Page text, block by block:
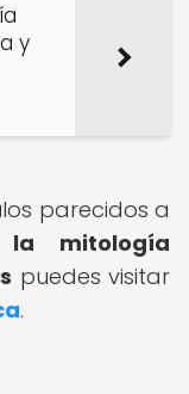
y
parecidos a
la mitología
puedes visitar
.